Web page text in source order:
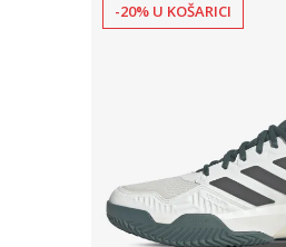
-20% U KOŠARICI